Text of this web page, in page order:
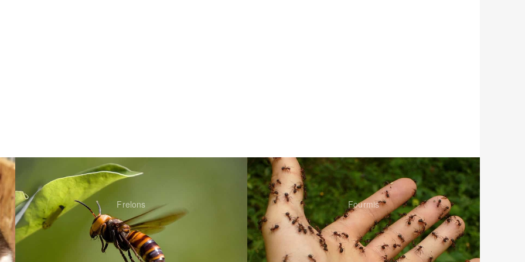
Frelons Fourmis